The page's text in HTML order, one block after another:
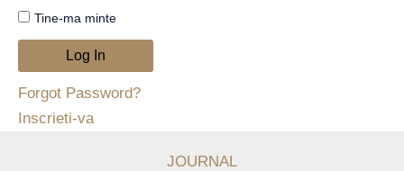
Tine-ma minte
Forgot Password?
Inscrieti-va
JOURNAL